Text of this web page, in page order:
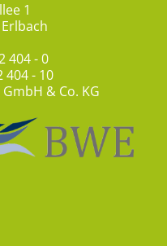
1
404 - 0
404 - 10
& Co. KG